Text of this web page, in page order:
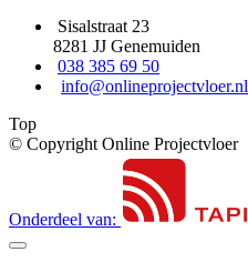
Sisalstraat 23
8281 JJ Genemuiden
038 385 69 50
info@onlineprojectvloer.nl
Top
© Copyright Online Projectvloer
Onderdeel van: